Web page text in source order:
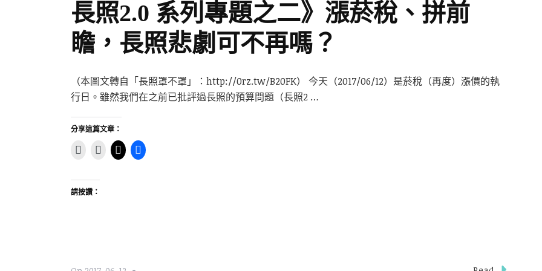
長照2.0 系列專題之二》漲菸稅、拼前
瞻，長照悲劇可不再嗎？
（本圖文轉自「長照罩不罩」：http://0rz.tw/B20FK） 今天（2017/06/12）是菸稅（再度）漲價的執
行日。雖然我們在之前已批評過長照的預算問題（長照2 …
分享這篇文章：
請按讚：